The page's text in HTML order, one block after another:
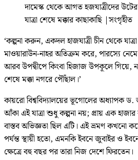
দামেস্ক থেকে আগত হজযাত্রীদের
যাত্রা শেষে মক্কার কাছাকাছি |সংগৃহীত
‘কল্পনা করুন, একদল হাজযাত্রী চীন থেকে
মাওয়ারাউন-নাহর অতিক্রম করে, পারস্যে
আরব উপদ্বীপে কিংবা হিজাজ উপকূলে গিয়ে,
শেষে মক্কা নগরে পৌঁছাল।’
কায়রো বিশ্ববিদ্যালয়ের ভূগোলের অধ্যাপক
আঁকা এই যাত্রা শুধু কল্পনা নয়; প্রায় এক
বাস্তব অভিজ্ঞতা ছিল এটি। এই ভ্রমণ
পর্যন্ত স্থায়ী হতো, এমনকি ইবনে জুবাইর ও
ক্ষেত্রে বহু বছর পর তারা নিজ দেশে ফিরতেন।